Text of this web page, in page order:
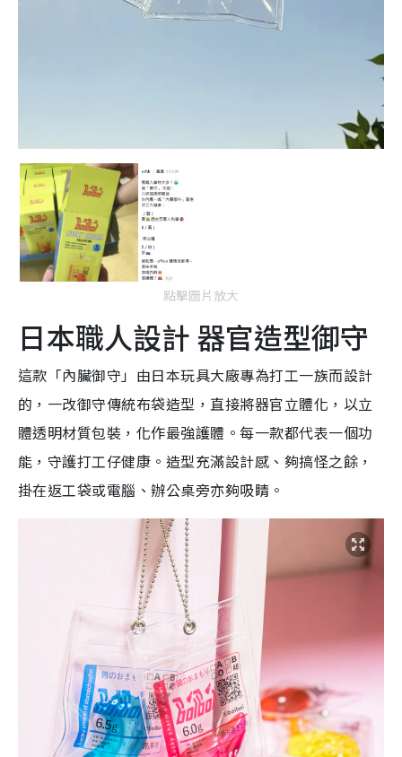
點擊圖片放大
日本職人設計 器官造型御守
這款「內臟御守」由日本玩具大廠專為打工一族而設計
的，一改御守傳統布袋造型，直接將器官立體化，以立
體透明材質包裝，化作最強護體。每一款都代表一個功
能，守護打工仔健康。造型充滿設計感、夠搞怪之餘，
掛在返工袋或電腦、辦公桌旁亦夠吸睛。